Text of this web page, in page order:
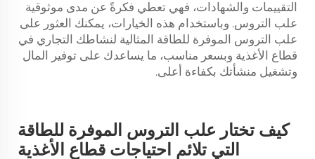
التقييمات والشهادات، فهي تعطي فكرةً عن مدى موثوقية
علب التروس. وباستخدام هذه الخيارات، يمكنك العثور على
علب التروس الموفرة للطاقة المثالية لنشاطك التجاري في
قطاع الأغذية وبسعر مناسب، ما يساعدك على توفير المال
وتشغيل منشأتك بكفاءة أعلى.
كيف تختار علب التروس الموفرة للطاقة
التي تلائم احتياجات قطاع الأغذية